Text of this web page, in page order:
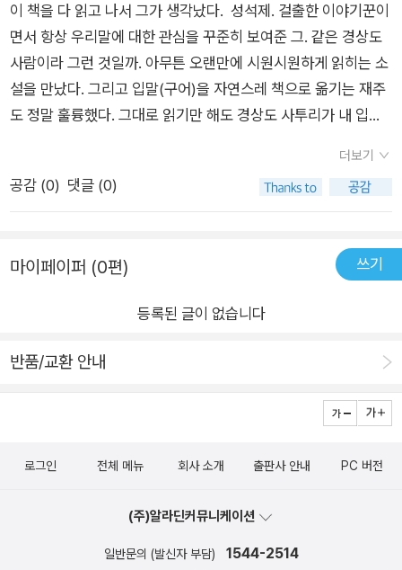
이 책을 다 읽고 나서 그가 생각났다. 성석제. 걸출한 이야기꾼이
면서 항상 우리말에 대한 관심을 꾸준히 보여준 그. 같은 경상도
사람이라 그런 것일까. 아무튼 오랜만에 시원시원하게 읽히는 소
설을 만났다. 그리고 입말(구어)을 자연스레 책으로 옮기는 재주
도 정말 훌륭했다. 그대로 읽기만 해도 경상도 사투리가 내 입에
생후 10년짜리이긴 하지만) 이야기꾼을 자처하면서 작가가 풀어
놓는 이야기는 걸쭉한 입담으로 살아있는 소설이 어떤 것임을 보
이 웃고 울고 떠드는 이야기. 익숙하지만 그것을 지루하지 않게
조금 새롭게 변주해나간다. 이것이 작가의 능력인 것 같다. 그리
물눈치, 그물목욕, 입섞기, 굼뜬 낙지걸음, 눈멀미, 모들눈, 잠비
늘, 며느리 험구덕, 동부레기, 남정바리' 같은 토박이 말을 쓰는 것
과 경상도 방언을 재현하는 솜씨는 신인다운 구색을 찾아볼 수 없
을 만큼 능숙하다.그리고 능청스러운 말놀이와 해학적인 표현도
능숙한데, 동음이의어를 활용한다거나 배<腹>와 배<船>, 포경
니 생각만 해도 기가 찼다'(고추밭에 자빠지다) 혹은 '인생은 '역
표현이 능청스럽기 그지없다. 오랜만에 시원하게 내리읽어서 좋
더보기
공감 (0) 댓글 (0)
마이페이퍼 (0편) 쓰기
등록된 글이 없습니다
반품/교환 안내
로그인 전체 메뉴 회사 소개 출판사 안내 PC 버전
(주)알라딘커뮤니케이션
일반문의 (발신자 부담) 1544-2514